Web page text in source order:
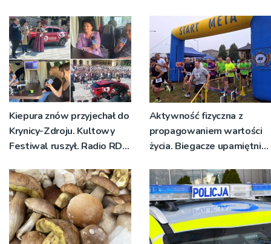
Kiepura znów przyjechał do
Krynicy-Zdroju. Kultowy
Festiwal ruszył. Radio RDN
żywo [ZDJĘCIA]
Aktywność fizyczna z
propagowaniem wartości
życia. Biegacze upamiętnili